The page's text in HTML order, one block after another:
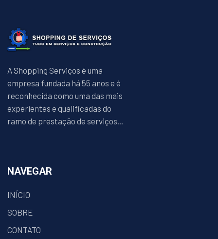
A Shopping Serviços é uma
empresa fundada há 55 anos e é
reconhecida como uma das mais
experientes e qualificadas do
ramo de prestação de serviços...
NAVEGAR
INÍCIO
SOBRE
CONTATO